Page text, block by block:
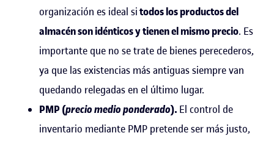
organización es ideal sitodos los productos del
almacén son idénticos y tienen el mismo precio. Es
importante que no se trate de bienes perecederos,
ya que las existencias más antiguas siempre van
quedando relegadas en el último lugar.
PMP (precio medio ponderado). El control de
inventario mediante PMP pretende ser más justo,